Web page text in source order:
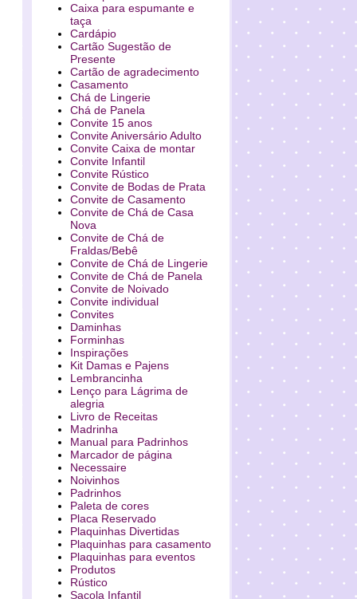
Caixa para espumante e
taça
Cardápio
Cartão Sugestão de
Presente
Cartão de agradecimento
Casamento
Chá de Lingerie
Chá de Panela
Convite 15 anos
Convite Aniversário Adulto
Convite Caixa de montar
Convite Infantil
Convite Rústico
Convite de Bodas de Prata
Convite de Casamento
Convite de Chá de Casa
Nova
Convite de Chá de
Fraldas/Bebê
Convite de Chá de Lingerie
Convite de Chá de Panela
Convite de Noivado
Convite individual
Convites
Daminhas
Forminhas
Inspirações
Kit Damas e Pajens
Lembrancinha
Lenço para Lágrima de
alegria
Livro de Receitas
Madrinha
Manual para Padrinhos
Marcador de página
Necessaire
Noivinhos
Padrinhos
Paleta de cores
Placa Reservado
Plaquinhas Divertidas
Plaquinhas para casamento
Plaquinhas para eventos
Produtos
Rústico
Sacola Infantil